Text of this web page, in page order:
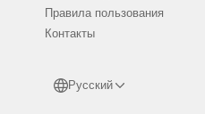
Правила пользования
Контакты
Русский